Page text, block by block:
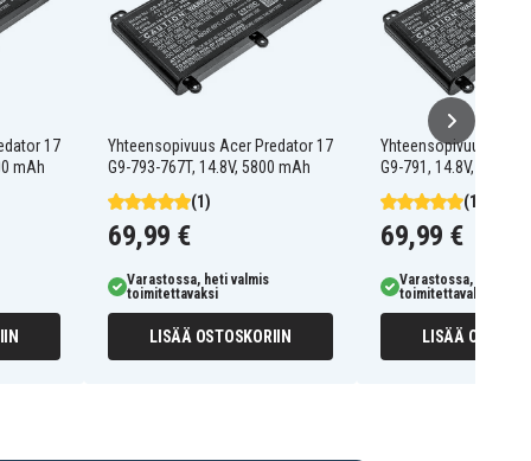
17
mAh
Yhteensopivuus Acer Predator 17
G9-793-767T, 14.8V, 5800 mAh
(1)
69,99 €
Varastossa, heti valmis
toimitettavaksi
LISÄÄ OSTOSKORIIN
Yhteensopivuus Acer
G9-791, 14.8V, 5800
(1)
69,99 €
Varastossa, heti
toimitettavaksi
LISÄÄ